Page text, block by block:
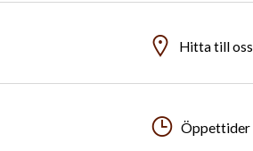
Hitta till oss
Öppettider